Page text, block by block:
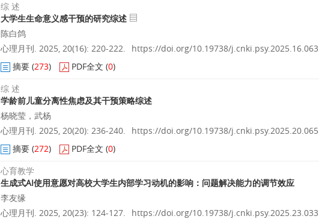
综 述
大学生生命意义感干预的研究综述
陈白鸽
心理月刊. 2025, 20(16): 220-222.
https://doi.org/10.19738/j.cnki.psy.2025.16.063
摘要 (273) PDF全文 (0)
综 述
学龄前儿童分离性焦虑及其干预策略综述
杨晓莹，武杨
心理月刊. 2025, 20(20): 236-240.
https://doi.org/10.19738/j.cnki.psy.2025.20.065
摘要 (272) PDF全文 (0)
心育教学
生成式AI使用意愿对高校大学生内部学习动机的影响：问题解决能力的调节效应
李友缘
心理月刊. 2025, 20(23): 124-127.
https://doi.org/10.19738/j.cnki.psy.2025.23.033